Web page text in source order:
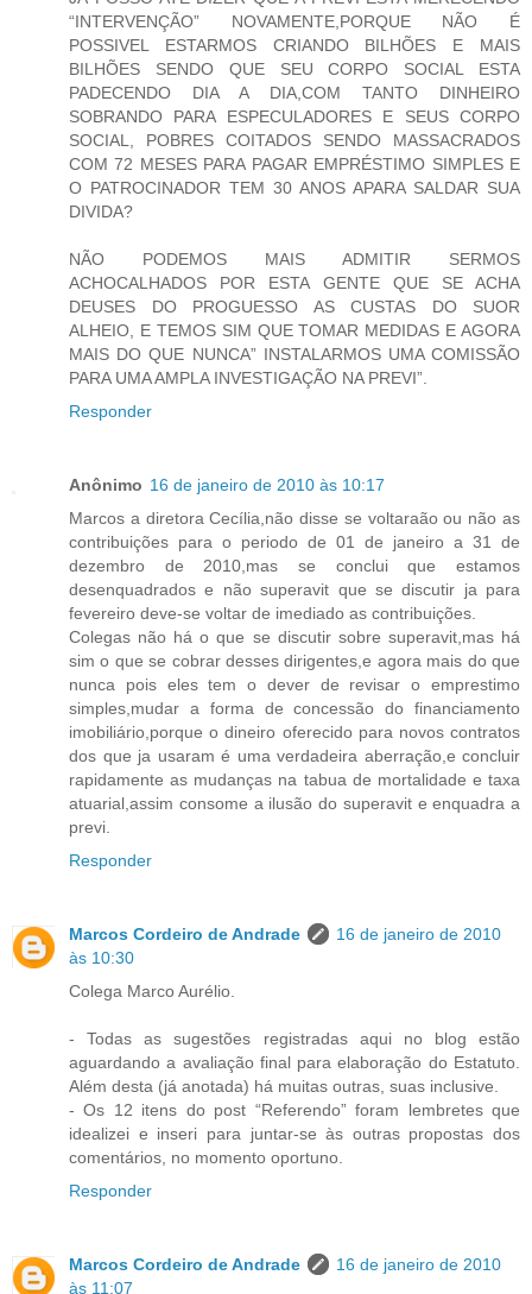
“INTERVENÇÃO” NOVAMENTE,PORQUE NÃO É
POSSIVEL ESTARMOS CRIANDO BILHÕES E MAIS
BILHÕES SENDO QUE SEU CORPO SOCIAL ESTA
PADECENDO DIA A DIA,COM TANTO DINHEIRO
SOBRANDO PARA ESPECULADORES E SEUS CORPO
SOCIAL, POBRES COITADOS SENDO MASSACRADOS
COM 72 MESES PARA PAGAR EMPRÉSTIMO SIMPLES E
O PATROCINADOR TEM 30 ANOS APARA SALDAR SUA
DIVIDA?
NÃO PODEMOS MAIS ADMITIR SERMOS
ACHOCALHADOS POR ESTA GENTE QUE SE ACHA
DEUSES DO PROGUESSO AS CUSTAS DO SUOR
ALHEIO, E TEMOS SIM QUE TOMAR MEDIDAS E AGORA
MAIS DO QUE NUNCA” INSTALARMOS UMA COMISSÃO
PARA UMA AMPLA INVESTIGAÇÃO NA PREVI”.
Responder
Anônimo 16 de janeiro de 2010 às 10:17
Marcos a diretora Cecília,não disse se voltaraão ou não as
contribuições para o periodo de 01 de janeiro a 31 de
dezembro de 2010,mas se conclui que estamos
desenquadrados e não superavit que se discutir ja para
fevereiro deve-se voltar de imediado as contribuições.
Colegas não há o que se discutir sobre superavit,mas há
sim o que se cobrar desses dirigentes,e agora mais do que
nunca pois eles tem o dever de revisar o emprestimo
simples,mudar a forma de concessão do financiamento
imobiliário,porque o dineiro oferecido para novos contratos
dos que ja usaram é uma verdadeira aberração,e concluir
rapidamente as mudanças na tabua de mortalidade e taxa
atuarial,assim consome a ilusão do superavit e enquadra a
previ.
Responder
Marcos Cordeiro de Andrade
16 de janeiro de 2010
às 10:30
Colega Marco Aurélio.
- Todas as sugestões registradas aqui no blog estão
aguardando a avaliação final para elaboração do Estatuto.
Além desta (já anotada) há muitas outras, suas inclusive.
- Os 12 itens do post “Referendo” foram lembretes que
idealizei e inseri para juntar-se às outras propostas dos
comentários, no momento oportuno.
Responder
Marcos Cordeiro de Andrade
16 de janeiro de 2010
às 11:07